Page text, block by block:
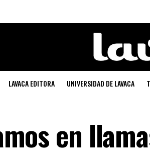
LAVACA EDITORA UNIVERSIDAD DE LAVACA
en